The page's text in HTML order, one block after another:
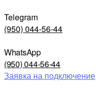
Telegram
(950) 044-56-44
WhatsApp
(950) 044-56-44
Заявка на подключение